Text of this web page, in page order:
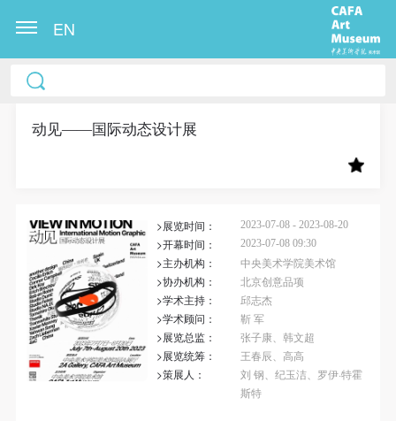
EN
动见——国际动态设计展
>展览时间： 2023-07-08 - 2023-08-20
>开幕时间： 2023-07-08 09:30
>主办机构：
中央美术学院美术馆
>协办机构：
北京创意品项
>学术主持：
邱志杰
>学术顾问：
靳 军
>展览总监：
张子康、韩文超
>展览统筹：
王春辰、高高
>策展人：
刘 钢、纪玉洁、罗伊·特霍
斯特
中央美术学院美术馆出版授权协议书
称“CAFAM”），愿意将本人参与中央美术学院美术馆
动）的涉及本人的图像、照片、文字、著作、活动成
作发表、出版。中央美术学院可以以电子、网络及其
它数字媒体形式公开出版，并同意编入《中国知识资
源总库》《中央美术学院资料库》《中央美术学院美
术馆资料库》等相关资料、文献、档案机构和平台，
在中央美术学院中使用和在互联网上传播，同意按相
关“章程”规定享受相关权益。
中央美术学院美术馆活动安全免责协议书
中央美术学院美术馆出版授权协议书
称“CAFAM”），愿意将本人参与中央美术学院美术馆
动）的涉及本人的图像、照片、文字、著作、活动成
作发表、出版。中央美术学院可以以电子、网络及其
它数字媒体形式公开出版，并同意编入《中国知识资
源总库》《中央美术学院资料库》《中央美术学院美
术馆资料库》等相关资料、文献、档案机构和平台，
在中央美术学院中使用和在互联网上传播，同意按相
关“章程”规定享受相关权益。
中央美术学院美术馆活动安全免责协议书
中央美术学院美术馆出版授权协议书
称“CAFAM”），愿意将本人参与中央美术学院美术馆
动）的涉及本人的图像、照片、文字、著作、活动成
作发表、出版。中央美术学院可以以电子、网络及其
它数字媒体形式公开出版，并同意编入《中国知识资
源总库》《中央美术学院资料库》《中央美术学院美
术馆资料库》等相关资料、文献、档案机构和平台，
在中央美术学院中使用和在互联网上传播，同意按相
关“章程”规定享受相关权益。
中央美术学院美术馆活动安全免责协议书